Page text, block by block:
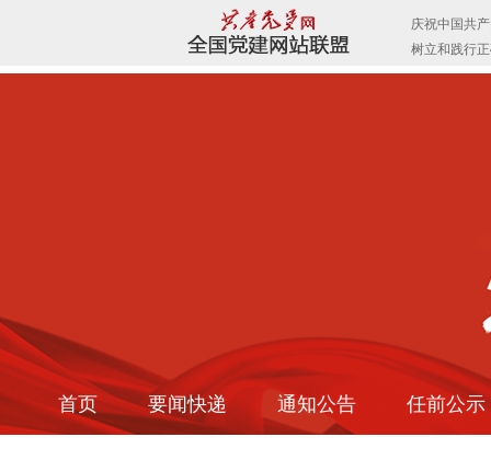
首页 要闻快递 通知公告 任前公示